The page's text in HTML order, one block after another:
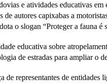
e atividades educativas
autores capixabas a
o slogan “Proteger a fauna é
educativa sobre
de estradas para ampliar
de representantes de